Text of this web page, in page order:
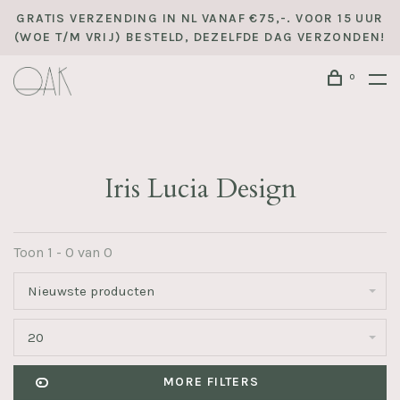
GRATIS VERZENDING IN NL VANAF €75,-. VOOR 15 UUR
(WOE T/M VRIJ) BESTELD, DEZELFDE DAG VERZONDEN!
0
Iris Lucia Design
Toon 1 - 0 van 0
Nieuwste producten
20
MORE FILTERS